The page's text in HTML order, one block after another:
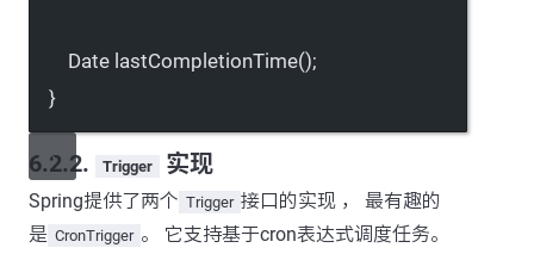
Date lastCompletionTime();
}
6.2.2. Trigger 实现
Spring提供了两个 Trigger 接口的实现 ， 最有趣的
是 CronTrigger 。 它支持基于cron表达式调度任务。